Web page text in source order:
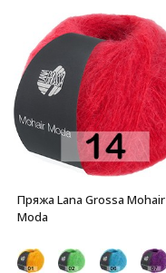
Пряжа Lana Grossa Mohair
Moda